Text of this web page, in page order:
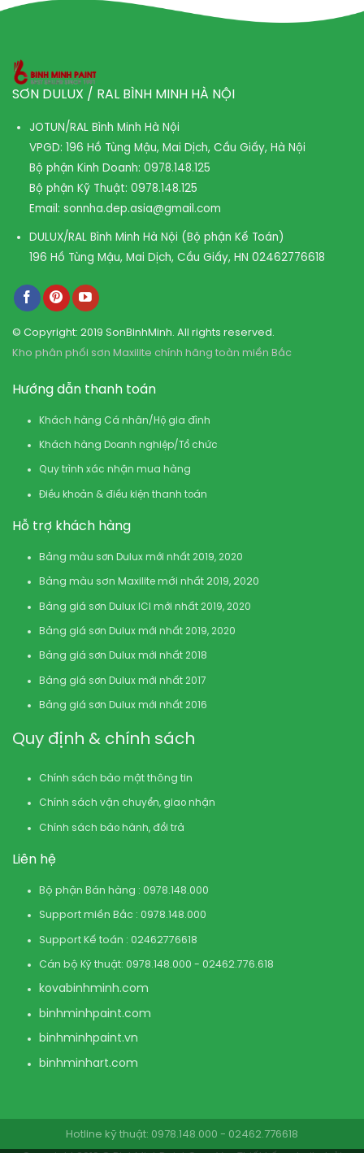
SƠN DULUX / RAL BÌNH MINH HÀ NỘI
JOTUN/RAL Bình Minh Hà Nội
VPGD: 196 Hồ Tùng Mậu, Mai Dịch, Cầu Giấy, Hà Nội
Bộ phận Kinh Doanh: 0978.148.125
Bộ phận Kỹ Thuật: 0978.148.125
Email: sonnha.dep.asia@gmail.com
DULUX/RAL Bình Minh Hà Nội (Bộ phận Kế Toán)
196 Hồ Tùng Mậu, Mai Dịch, Cầu Giấy, HN 02462776618
© Copyright: 2019 SonBinhMinh. All rights reserved.
Kho phân phối sơn Maxilite chính hãng toàn miền Bắc
Hướng dẫn thanh toán
Khách hàng Cá nhân/Hộ gia đình
Khách hàng Doanh nghiệp/Tổ chức
Quy trình xác nhận mua hàng
Điều khoản & điều kiện thanh toán
Hỗ trợ khách hàng
Bảng màu sơn Dulux mới nhất 2019, 2020
Bảng màu sơn Maxilite mới nhất 2019, 2020
Bảng giá sơn Dulux ICI mới nhất 2019, 2020
Bảng giá sơn Dulux mới nhất 2019, 2020
Bảng giá sơn Dulux mới nhất 2018
Bảng giá sơn Dulux mới nhất 2017
Bảng giá sơn Dulux mới nhất 2016
Quy định & chính sách
Chính sách bảo mật thông tin
Chính sách vận chuyển, giao nhận
Chính sách bảo hành, đổi trả
Liên hệ
Bộ phận Bán hàng : 0978.148.000
Support miền Bắc : 0978.148.000
Support Kế toán : 02462776618
Cán bộ Kỹ thuật: 0978.148.000 - 02462.776.618
kovabinhminh.com
binhminhpaint.com
binhminhpaint.vn
binhminhart.com
Hotline kỹ thuật: 0978.148.000 - 02462.776618